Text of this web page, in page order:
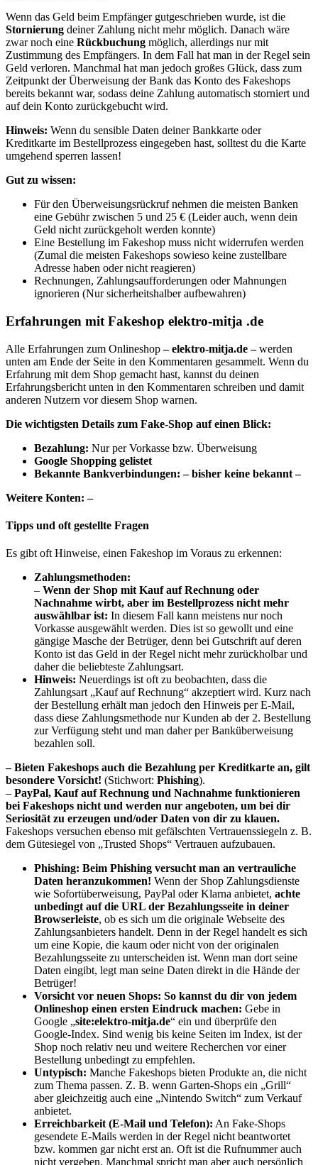
Wenn das Geld beim Empfänger gutgeschrieben wurde, ist die
Stornierung deiner Zahlung nicht mehr möglich. Danach wäre
zwar noch eine Rückbuchung möglich, allerdings nur mit
Zustimmung des Empfängers. In dem Fall hat man in der Regel sein
Geld verloren. Manchmal hat man jedoch großes Glück, dass zum
Zeitpunkt der Überweisung der Bank das Konto des Fakeshops
bereits bekannt war, sodass deine Zahlung automatisch storniert und
auf dein Konto zurückgebucht wird.
Hinweis: Wenn du sensible Daten deiner Bankkarte oder
Kreditkarte im Bestellprozess eingegeben hast, solltest du die Karte
umgehend sperren lassen!
Gut zu wissen:
Für den Überweisungsrückruf nehmen die meisten Banken
eine Gebühr zwischen 5 und 25 € (Leider auch, wenn dein
Geld nicht zurückgeholt werden konnte)
Eine Bestellung im Fakeshop muss nicht widerrufen werden
(Zumal die meisten Fakeshops sowieso keine zustellbare
Adresse haben oder nicht reagieren)
Rechnungen, Zahlungsaufforderungen oder Mahnungen
ignorieren (Nur sicherheitshalber aufbewahren)
Erfahrungen mit Fakeshop elektro-mitja .de
Alle Erfahrungen zum Onlineshop– elektro-mitja.de –werden
unten am Ende der Seite in den Kommentaren gesammelt. Wenn du
Erfahrung mit dem Shop gemacht hast, kannst du deinen
Erfahrungsbericht unten in den Kommentaren schreiben und damit
anderen Nutzern vor diesem Shop warnen.
Die wichtigsten Details zum Fake-Shop auf einen Blick:
Bezahlung: Nur per Vorkasse bzw. Überweisung
Google Shopping gelistet
Bekannte Bankverbindungen: – bisher keine bekannt –
Weitere Konten: –
Tipps und oft gestellte Fragen
Es gibt oft Hinweise, einen Fakeshop im Voraus zu erkennen:
Zahlungsmethoden:
– Wenn der Shop mit Kauf auf Rechnung oder
Nachnahme wirbt, aber im Bestellprozess nicht mehr
auswählbar ist: In diesem Fall kann meistens nur noch
Vorkasse ausgewählt werden. Dies ist so gewollt und eine
gängige Masche der Betrüger, denn bei Gutschrift auf deren
Konto ist das Geld in der Regel nicht mehr zurückholbar und
daher die beliebteste Zahlungsart.
Hinweis: Neuerdings ist oft zu beobachten, dass die
Zahlungsart „Kauf auf Rechnung“ akzeptiert wird. Kurz nach
der Bestellung erhält man jedoch den Hinweis per E-Mail,
dass diese Zahlungsmethode nur Kunden ab der 2. Bestellung
zur Verfügung steht und man daher per Banküberweisung
bezahlen soll.
– Bieten Fakeshops auch die Bezahlung per Kreditkarte an, gilt
besondere Vorsicht! (Stichwort: Phishing).
– PayPal, Kauf auf Rechnung und Nachnahme funktionieren
bei Fakeshops nicht und werden nur angeboten, um bei dir
Seriosität zu erzeugen und/oder Daten von dir zu klauen.
Fakeshops versuchen ebenso mit gefälschten Vertrauenssiegeln z. B.
dem Gütesiegel von „Trusted Shops“ Vertrauen aufzubauen.
Phishing: Beim Phishing versucht man an vertrauliche
Daten heranzukommen! Wenn der Shop Zahlungsdienste
wie Sofortüberweisung, PayPal oder Klarna anbietet, achte
unbedingt auf die URL der Bezahlungsseite in deiner
Browserleiste, ob es sich um die originale Webseite des
Zahlungsanbieters handelt. Denn in der Regel handelt es sich
um eine Kopie, die kaum oder nicht von der originalen
Bezahlungsseite zu unterscheiden ist. Wenn man dort seine
Daten eingibt, legt man seine Daten direkt in die Hände der
Betrüger!
Vorsicht vor neuen Shops: So kannst du dir von jedem
Onlineshop einen ersten Eindruck machen: Gebe in
Google „site:elektro-mitja.de“ ein und überprüfe den
Google-Index. Sind wenig bis keine Seiten im Index, ist der
Shop noch relativ neu und weitere Recherchen vor einer
Bestellung unbedingt zu empfehlen.
Untypisch: Manche Fakeshops bieten Produkte an, die nicht
zum Thema passen. Z. B. wenn Garten-Shops ein „Grill“
aber gleichzeitig auch eine „Nintendo Switch“ zum Verkauf
anbietet.
Erreichbarkeit (E-Mail und Telefon): An Fake-Shops
gesendete E-Mails werden in der Regel nicht beantwortet
bzw. kommen gar nicht erst an. Oft ist die Rufnummer auch
nicht vergeben. Manchmal spricht man aber auch persönlich